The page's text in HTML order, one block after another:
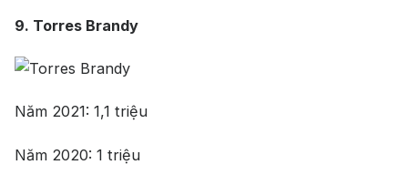
Thương hiệu nổi bật
9. Torres Brandy
Năm 2021: 1,1 triệu
Năm 2020: 1 triệu